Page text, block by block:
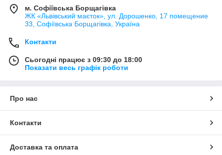
м. Софіївська Борщагівка
ЖК «Львівський маєток», ул. Дорошенко, 17 помещение
33, Софіївська Борщагівка, Україна
Контакти
Сьогодні працює з 09:30 до 18:00
Показати весь графік роботи
Про нас
Контакти
Доставка та оплата